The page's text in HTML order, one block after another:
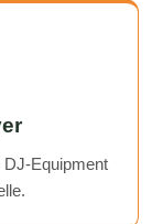
DJ-Equipment